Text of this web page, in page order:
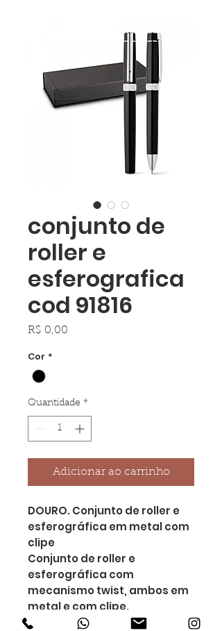
conjunto de
roller e
esferografica
cod 91816
R$ 0,00
Cor *
Quantidade *
Adicionar ao carrinho
DOURO. Conjunto de roller e
esferográfica em metal com
clipe
Conjunto de roller e
esferográfica com
mecanismo twist, ambos em
metal e com clipe.
Esferográfica até 2 km de